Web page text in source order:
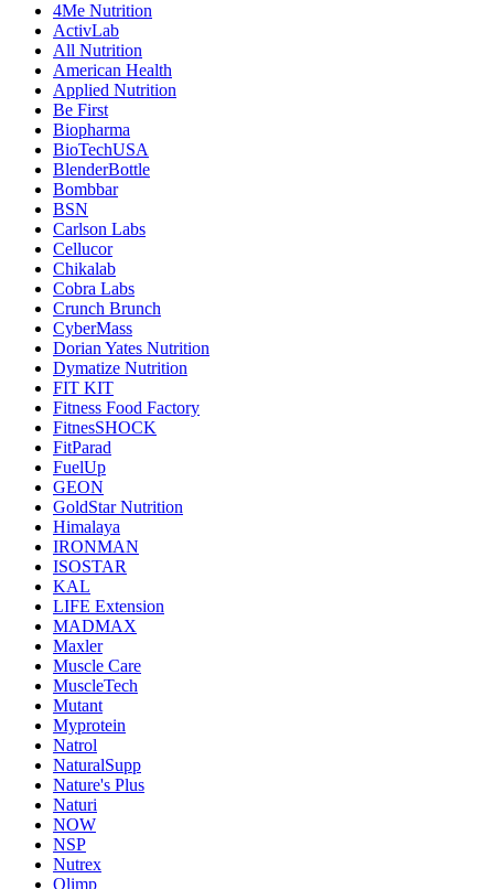
4Me Nutrition
ActivLab
All Nutrition
American Health
Applied Nutrition
Be First
Biopharma
BioTechUSA
BlenderBottle
Bombbar
BSN
Carlson Labs
Cellucor
Chikalab
Cobra Labs
Crunch Brunch
CyberMass
Dorian Yates Nutrition
Dymatize Nutrition
FIT KIT
Fitness Food Factory
FitnesSHOCK
FitParad
FuelUp
GEON
GoldStar Nutrition
Himalaya
IRONMAN
ISOSTAR
KAL
LIFE Extension
MADMAX
Maxler
Muscle Care
MuscleTech
Mutant
Myprotein
Natrol
NaturalSupp
Nature's Plus
Naturi
NOW
NSP
Nutrex
Olimp